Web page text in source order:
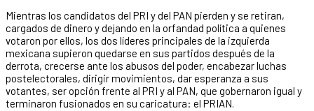
Mientras los candidatos del PRI y del PAN pierden y se retiran,
cargados de dinero y dejando en la orfandad política a quienes
votaron por ellos, los dos líderes principales de la izquierda
mexicana supieron quedarse en sus partidos después de la
derrota, crecerse ante los abusos del poder, encabezar luchas
postelectorales, dirigir movimientos, dar esperanza a sus
votantes, ser opción frente al PRI y al PAN, que gobernaron igual y
terminaron fusionados en su caricatura: el PRIAN.